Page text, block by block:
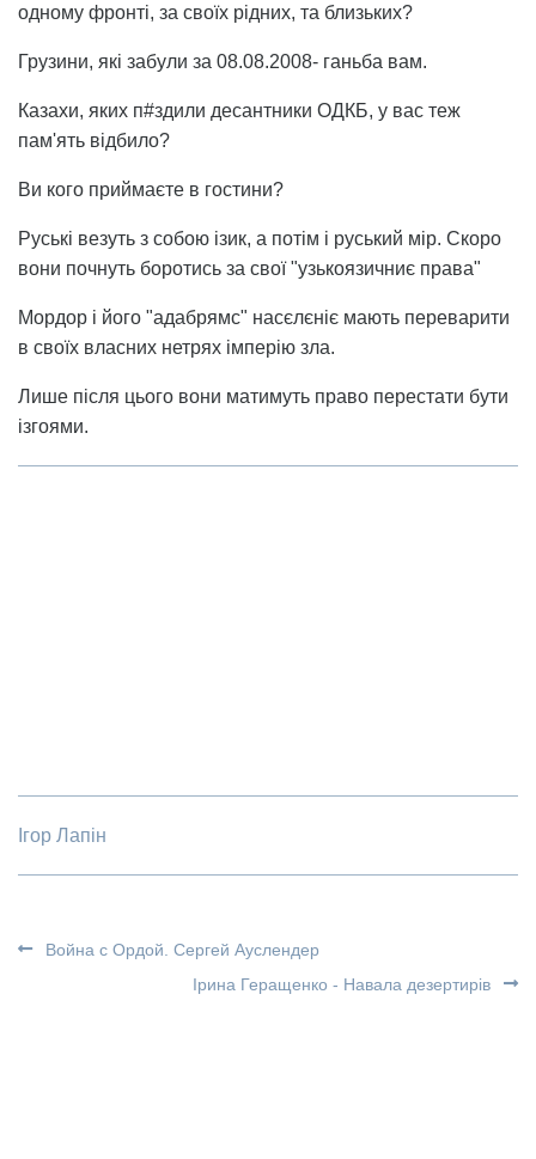
одному фронті, за своїх рідних, та близьких?
Грузини, які забули за 08.08.2008- ганьба вам.
Казахи, яких п#здили десантники ОДКБ, у вас теж
пам'ять відбило?
Ви кого приймаєте в гостини?
Руські везуть з собою ізик, а потім і руський мір. Скоро
вони почнуть боротись за свої "узькоязичниє права"
Мордор і його "адабрямс" насєлєніє мають переварити
в своїх власних нетрях імперію зла.
Лише після цього вони матимуть право перестати бути
ізгоями.
Ігор Лапін
Война с Ордой. Сергей Ауслендер
Ірина Геращенко - Навала дезертирів